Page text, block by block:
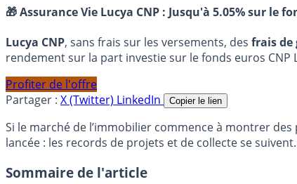
🎁 Assurance Vie Lucya CNP : Jusqu'à 5.05% sur le
Lucya CNP, sans frais sur les versements, des frais de
rendement sur la part investie sur le fonds euros CNP
Profiter de l'offre
Partager : X (Twitter) LinkedIn Copier le lien
Si le marché de l’immobilier commence à montrer
lancée : les records de projets et de collecte se
Sommaire de l'article